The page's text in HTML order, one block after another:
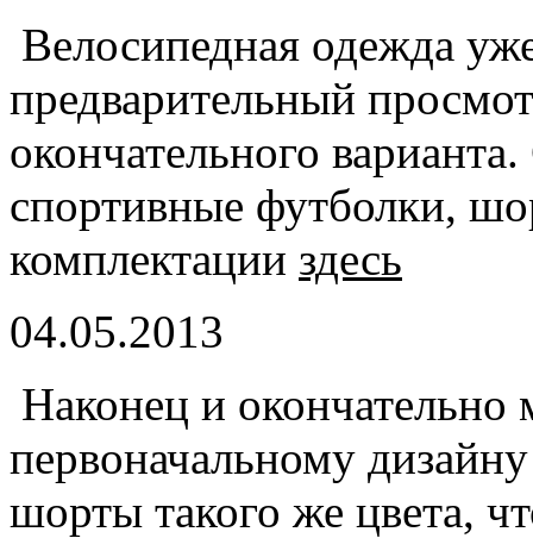
Велосипедная одежда
предварительный
окончательного
спортивные футболки,
комплектации здесь
04.05.2013
Наконец и окончательно
первоначальному
шорты такого же цвета,